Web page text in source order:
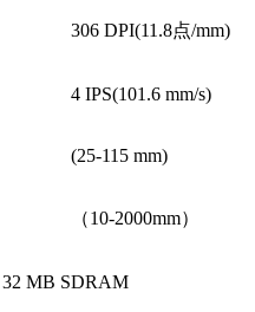
306 DPI(11.8点/mm)
4 IPS(101.6 mm/s)
(25-115 mm)
（10-2000mm）
32 MB SDRAM